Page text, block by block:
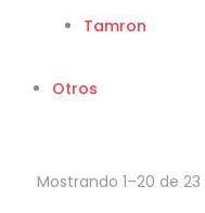
Tamron
Otros
Mostrando 1–20 de